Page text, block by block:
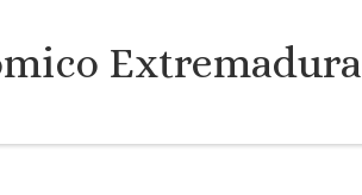
Extremadura